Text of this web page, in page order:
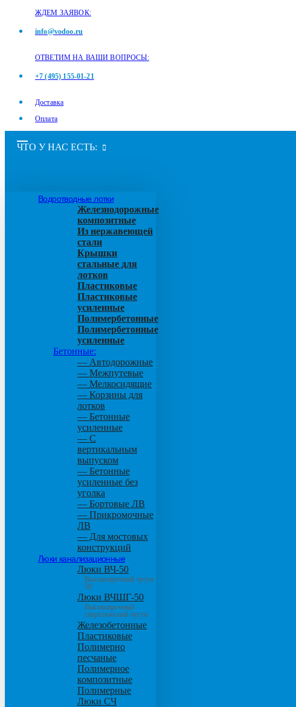
ЖДЕМ ЗАЯВОК:
info@vodoo.ru
ОТВЕТИМ НА ВАШИ ВОПРОСЫ:
+7 (495) 155-01-21
Доставка
Оплата
ЧТО У НАС ЕСТЬ:
Водоотводные лотки
Железнодорожные
композитные
Из нержавеющей
стали
Крышки
стальные для
лотков
Пластиковые
Пластиковые
усиленные
Полимербетонные
Полимербетонные
усиленные
Бетонные:
— Автодорожные
— Межпутевые
— Мелкосидящие
— Корзины для
лотков
— Бетонные
усиленные
— С
вертикальным
выпуском
— Бетонные
усиленные без
уголка
— Бортовые ЛВ
— Прикромочные
ЛВ
— Для мостовых
конструкций
Люки канализационные
Люки ВЧ-50
Высокопрочный чугун
50
Люки ВЧШГ-50
Высокопрочный
сверхтяжелый чугун
Железобетонные
Пластиковые
Полимерно
песчаные
Полимерное
композитные
Полимерные
Люки СЧ